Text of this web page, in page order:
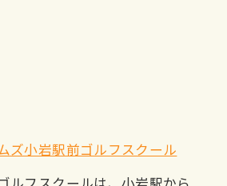
ズ小岩駅前ゴルフスクール